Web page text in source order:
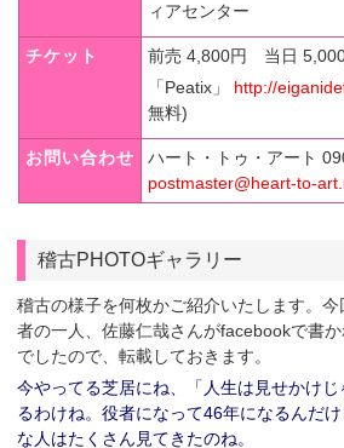
ィアセンター
チケット
前売 4,800円 当日
「Peatix」
http://
無料)
お問い合わせ
ハート・トゥ・アート
postmaster@heart-to-
稽古PHOTOギャラリー
稽古の様子を何枚かご紹介いたします。
者の一人、佐藤仁哉さんがfacebookで書
でしたので、転載しておきます。
今やってる芝居にね、「人生は見せかけ
るわけね。役者になって46年になるんだ
な人はたくさん見てきたのね。